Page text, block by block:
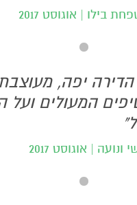
בילו | אוגוסט 2017
יפה,
המעולים ועל
ונועה | אוגוסט 2017